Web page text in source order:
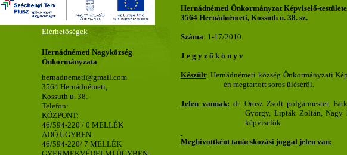
Elérhetőségek
Hernádnémeti Nagyközség
Önkormányzata
hernadnemeti@gmail.com
3564 Hernádnémeti,
Kossuth u. 38.
Telefon:
KÖZPONT:
46/594-220 / 0 MELLÉK
ADÓ ÜGYBEN:
46/594-220/ 7 MELLÉK
Hernádnémeti Önkormányzat Képviselő-testülete
3564 Hernádnémeti, Kossuth u. 38. sz.
Száma: 1-17/2010.
J e g y z ő k ö n y v
Készült: Hernádnémeti község Önkormányzati
én megtartott soros üléséről.
Jelen vannak: dr. Orosz Zsolt polgármester,
György, Lipták Zoltán, Nagy
képviselők
Meghívottként tanácskozási joggal jelen van: